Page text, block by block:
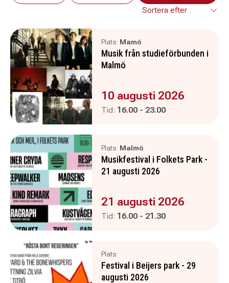
Plats: Mamö
Musik från studieförbunden i
Malmö
Evenemanget är :
10 augusti 2026
Tid: Pågår mellan
16.00 - och
23.00
Plats: Malmö
Musikfestival i Folkets Park -
21 augusti 2026
Evenemanget är :
21 augusti 2026
Tid: Pågår mellan
16.00 - och
21.30
Plats:
Festival i Beijers park - 29
augusti 2026